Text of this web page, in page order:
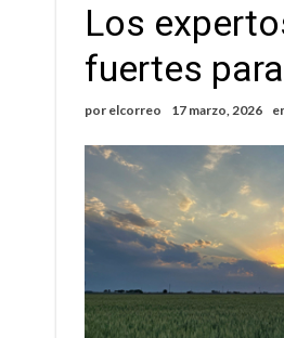
Los
fuertes
por elcorreo 17 marzo, 2026